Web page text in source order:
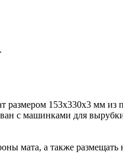
153х330х3 мм из
с машинками для
мата, а также